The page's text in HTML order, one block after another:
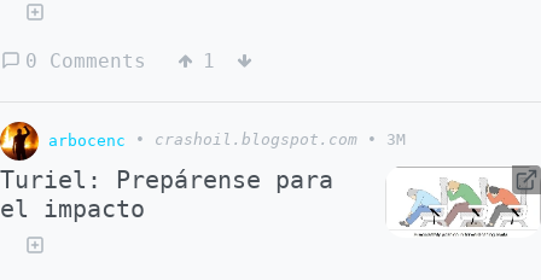
0 Comments 1
arbocenc • crashoil.blogspot.com • 3M
Turiel: Prepárense para
el impacto